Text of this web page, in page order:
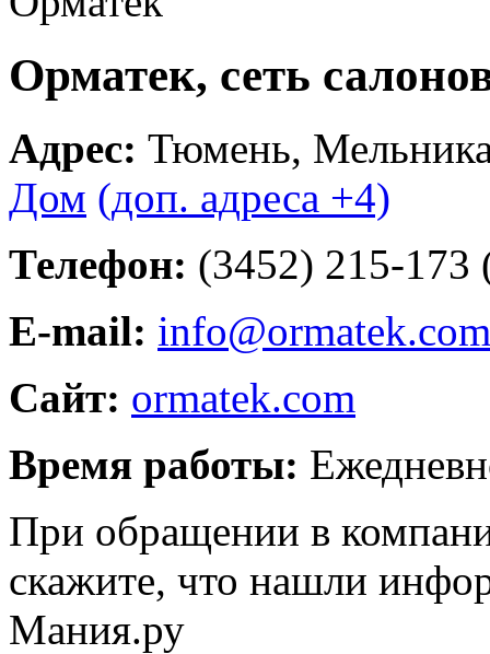
Орматек, сеть
Адрес: Тюмень,
Дом (доп. адреса +4)
Телефон: (3452) 215-173
E-mail: info@ormatek.com
Сайт: ormatek.com
Время работы:
При обращении в
скажите, что нашли
Мания.ру